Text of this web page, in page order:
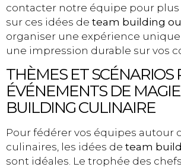
contacter notre équipe pour plus
sur ces idées de team building
organiser une expérience unique
une impression durable sur vos
THÈMES ET SCÉNARIOS
ÉVÉNEMENTS DE
BUILDING CULINAIRE
Pour fédérer vos équipes autour
culinaires, les idées de team
sont idéales. Le trophée des